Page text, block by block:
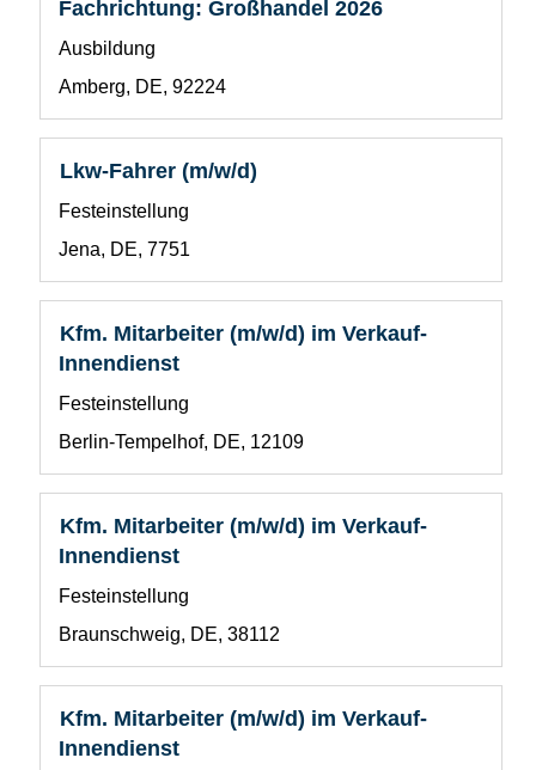
Fachrichtung: Großhandel 2026
Benutzerdefiniertes
1
Ausbildung
Standort
Amberg, DE, 92224
um
die
Stelleninformationen
Stellenbezeichnung
Lkw-Fahrer (m/w/d)
Benutzerdefiniertes
1
Festeinstellung
Standort
Jena, DE, 7751
Drücken
die
Leertaste,
die
Stelleninformationen
vollständig
Stellenbezeichnung
Kfm. Mitarbeiter (m/w/d) im Verkauf-
Innendienst
Benutzerdefiniertes
1
Festeinstellung
Standort
Berlin-Tempelhof, DE, 12109
Drücken
Sie
Leertaste,
um
Stelleninformationen
vollständig
Stellenbezeichnung
Kfm. Mitarbeiter (m/w/d) im Verkauf-
Innendienst
Benutzerdefiniertes
1
Festeinstellung
Standort
Braunschweig, DE, 38112
Drücken
Sie
Leertaste,
um
Stelleninformationen
vollständig
Stellenbezeichnung
Kfm. Mitarbeiter (m/w/d) im Verkauf-
Innendienst
Drücken
Sie